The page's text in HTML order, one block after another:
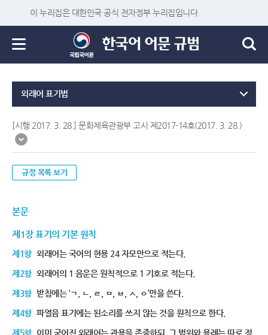
이 누리집은 대한민국 공식 전자정부 누리집입니다.
외래어 표기법
[시행 2017. 3. 28.] 문화체육관광부 고시 제2017-14호(2017. 3. 28.)
규정 목록 보기
본문
제1장 표기의 기본 원칙
제1항 외래어는 국어의 현용 24 자모만으로 적는다.
제2항 외래어의 1 음운은 원칙적으로 1 기호로 적는다.
제3항 받침에는 ‘ㄱ, ㄴ, ㄹ, ㅁ, ㅂ, ㅅ, ㅇ’만을 쓴다.
제4항 파열음 표기에는 된소리를 쓰지 않는 것을 원칙으로 한다.
제5항 이미 굳어진 외래어는 관용을 존중하되, 그 범위와 용례는 따로 정